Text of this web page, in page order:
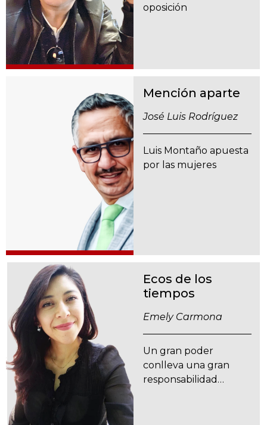
oposición
Mención aparte
José Luis Rodríguez
Luis Montaño apuesta
por las mujeres
Ecos de los
tiempos
Emely Carmona
Un gran poder
conlleva una gran
responsabilidad…